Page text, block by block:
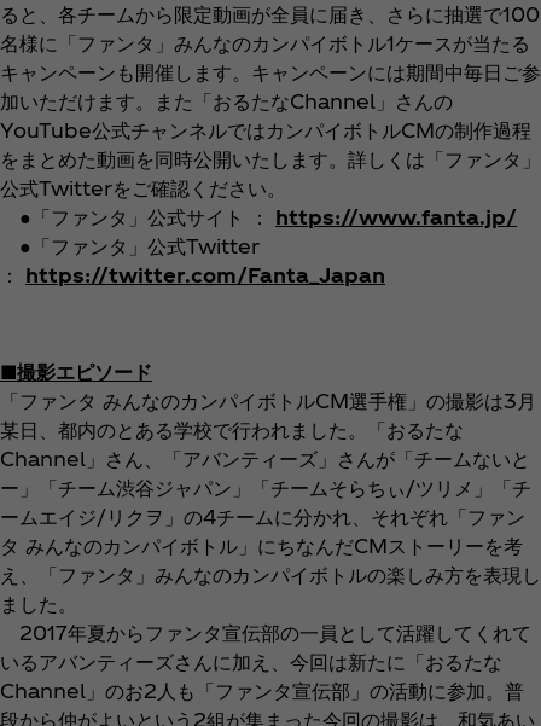
ると、各チームから限定動画が全員に届き、さらに抽選で100
名様に「ファンタ」みんなのカンパイボトル1ケースが当たる
キャンペーンも開催します。キャンペーンには期間中毎日ご参
加いただけます。また「おるたなChannel」さんの
YouTube公式チャンネルではカンパイボトルCMの制作過程
をまとめた動画を同時公開いたします。詳しくは「ファンタ」
公式Twitterをご確認ください。
●「ファンタ」公式サイト ： https://www.fanta.jp/
●「ファンタ」公式Twitter
： https://twitter.com/Fanta_Japan
■撮影エピソード
「ファンタ みんなのカンパイボトルCM選手権」の撮影は3月
某日、都内のとある学校で行われました。「おるたな
Channel」さん、「アバンティーズ」さんが「チームないと
ー」「チーム渋谷ジャパン」「チームそらちぃ/ツリメ」「チ
ームエイジ/リクヲ」の4チームに分かれ、それぞれ「ファン
タ みんなのカンパイボトル」にちなんだCMストーリーを考
え、「ファンタ」みんなのカンパイボトルの楽しみ方を表現し
ました。
2017年夏からファンタ宣伝部の一員として活躍してくれて
いるアバンティーズさんに加え、今回は新たに「おるたな
Channel」のお2人も「ファンタ宣伝部」の活動に参加。普
段から仲がよいという2組が集まった今回の撮影は、和気あい